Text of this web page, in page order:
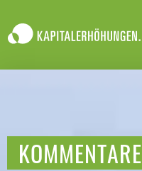
KOMMENTARE